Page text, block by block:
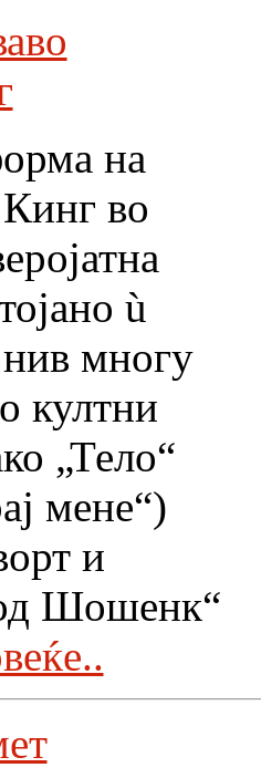
на
во
ù
многу
култни
„Тело“
мене“)
и
Шошенк“